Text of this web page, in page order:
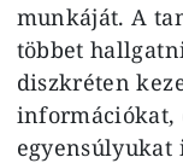
munkáját. A
többet
diszkréten
információkat,
egyensúlyukat